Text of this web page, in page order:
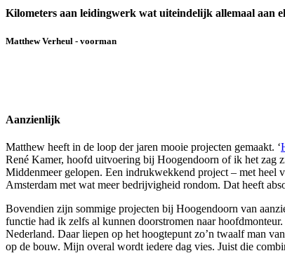
Kilometers aan leidingwerk wat uiteindelijk allemaal aan
Matthew Verheul - voorman
Aanzienlijk
Matthew heeft in de loop der jaren mooie projecten gemaakt. ‘
René Kamer, hoofd uitvoering bij Hoogendoorn of ik het zag
Middenmeer gelopen. Een indrukwekkend project – met
Amsterdam met wat meer bedrijvigheid rondom. Dat heeft
Bovendien zijn sommige projecten bij Hoogendoorn van
functie had ik zelfs al kunnen doorstromen naar
Nederland. Daar liepen op het hoogtepunt zo’n twaalf man
op de bouw. Mijn overal wordt iedere dag vies. Juist die